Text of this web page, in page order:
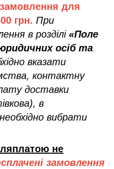
для
грн. При
в розділі «Поле
осіб та
вказати
контактну
доставки
в
необхідно вибрати
не
замовлення